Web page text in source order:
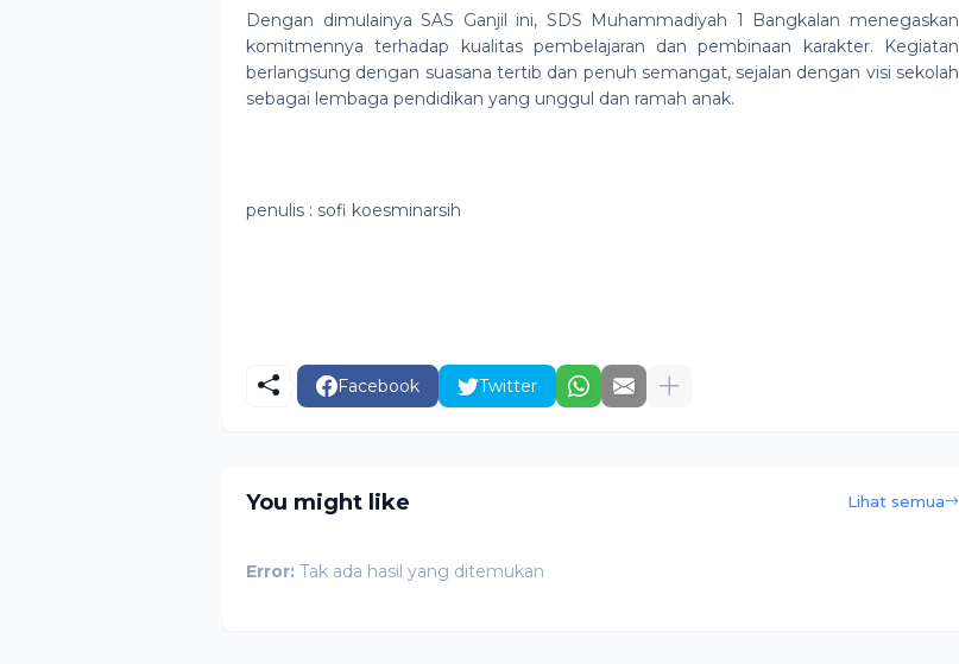
Dengan dimulainya SAS Ganjil ini, SDS Muhammadiyah 1 Bangkalan menegaskan
komitmennya terhadap kualitas pembelajaran dan pembinaan karakter. Kegiatan
berlangsung dengan suasana tertib dan penuh semangat, sejalan dengan visi sekolah
sebagai lembaga pendidikan yang unggul dan ramah anak.
penulis : sofi koesminarsih
Facebook Twitter
You might like Lihat semua
Error: Tak ada hasil yang ditemukan